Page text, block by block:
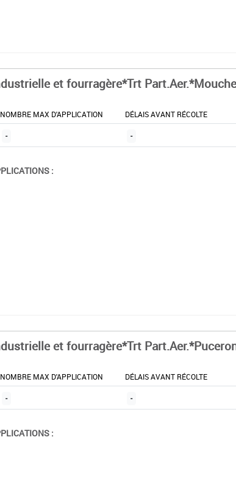
et fourragère*Trt
NOMBRE MAX D'APPLICATION DÉLAIS AVANT RÉCOLTE
- -
:
et fourragère*Trt
NOMBRE MAX D'APPLICATION DÉLAIS AVANT RÉCOLTE
- -
: